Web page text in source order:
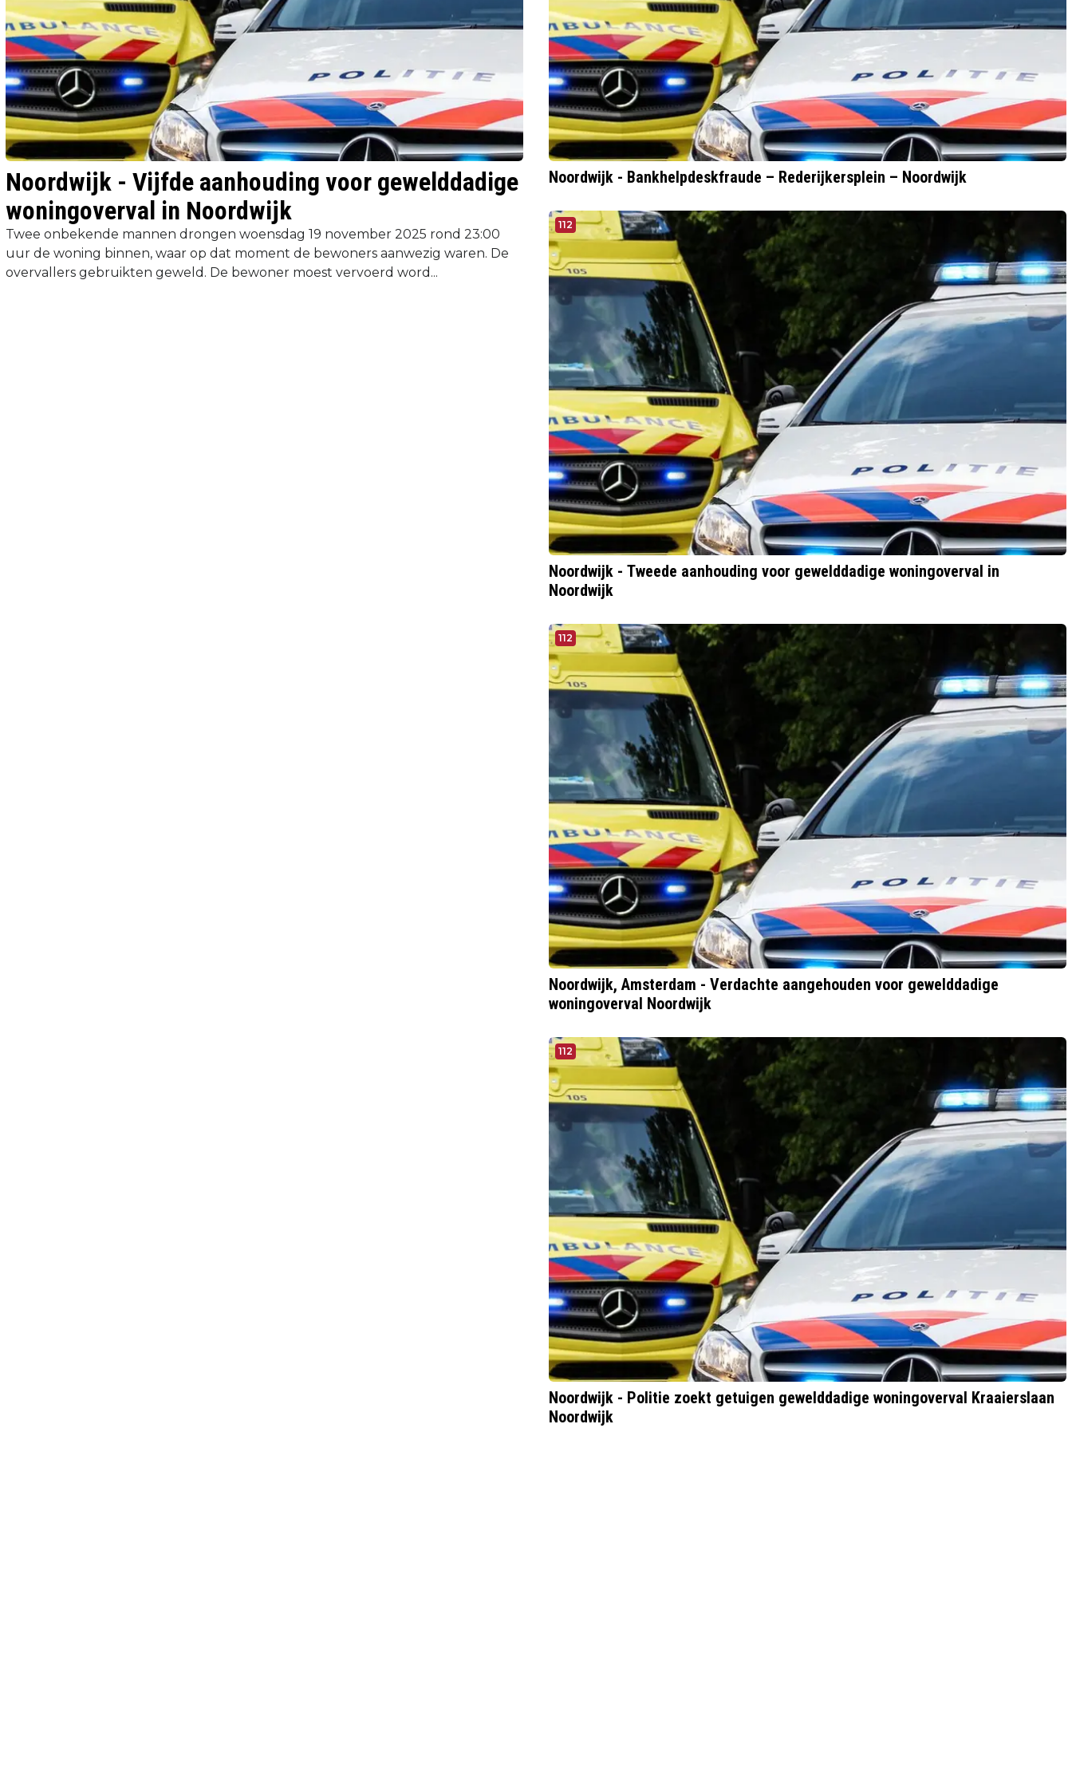
Noordwijk - Vijfde aanhouding voor gewelddadige
woningoverval in Noordwijk
Twee onbekende mannen drongen woensdag 19 november 2025 rond 23:00
uur de woning binnen, waar op dat moment de bewoners aanwezig waren. De
overvallers gebruikten geweld. De bewoner moest vervoerd word...
Noordwijk - Bankhelpdeskfraude – Rederijkersplein – Noordwijk
112
Noordwijk - Tweede aanhouding voor gewelddadige woningoverval in
Noordwijk
112
Noordwijk, Amsterdam - Verdachte aangehouden voor gewelddadige
woningoverval Noordwijk
112
Noordwijk - Politie zoekt getuigen gewelddadige woningoverval Kraaierslaan
Noordwijk